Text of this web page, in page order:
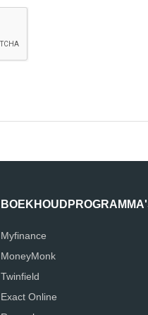
Myfinance
MoneyMonk
Twinfield
Exact Online